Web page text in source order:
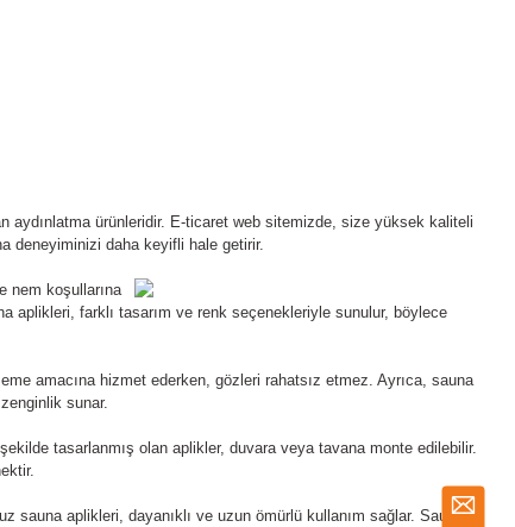
aydınlatma ürünleridir. E-ticaret web sitemizde, size yüksek kaliteli
deneyiminizi daha keyifli hale getirir.
nem koşullarına
aplikleri, farklı tasarım ve renk seçenekleriyle sunulur, böylece
amacına hizmet ederken, gözleri rahatsız etmez. Ayrıca, sauna
sunar.
tasarlanmış olan aplikler, duvara veya tavana monte edilebilir.
sauna aplikleri, dayanıklı ve uzun ömürlü kullanım sağlar. Sauna